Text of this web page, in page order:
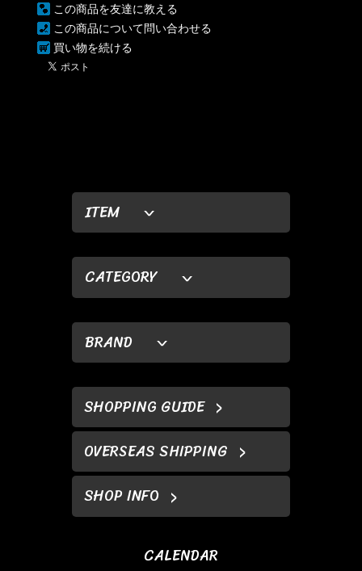
ITEM
CATEGORY
BRAND
SHOPPING GUIDE
OVERSEAS SHIPPING
SHOP INFO
CALENDAR
この商品を友達に教える
この商品について問い合わせる
買い物を続ける